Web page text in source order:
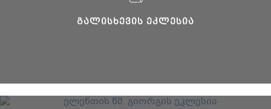
ᲒᲐᲚᲘᲡᲮᲔᲕᲘᲡ ᲔᲙᲚᲔᲡᲘᲐ